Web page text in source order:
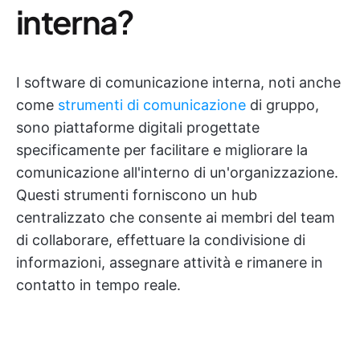
interna?
I software di comunicazione interna, noti anche
come strumenti di comunicazione di gruppo,
sono piattaforme digitali progettate
specificamente per facilitare e migliorare la
comunicazione all'interno di un'organizzazione.
Questi strumenti forniscono un hub
centralizzato che consente ai membri del team
di collaborare, effettuare la condivisione di
informazioni, assegnare attività e rimanere in
contatto in tempo reale.